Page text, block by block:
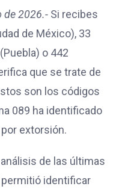
de 2026.- Si recibes
de México), 33
o 442
que se trate de
son los códigos
089 ha identificado
extorsión.
de las últimas
identificar